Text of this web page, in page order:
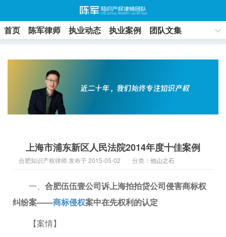
首页 陈军律师 执业动态 执业案例
团队文集
上海市浦东新区人民法院2014年度十佳案例
合肥知识产权律师 发布于 2015-05-02 分类： 他山之石
一、 合肥伍伍壹公司诉上海拍拍贷公司侵害商标权
纠纷案——商标侵权案中在先权利的认定
【案情】